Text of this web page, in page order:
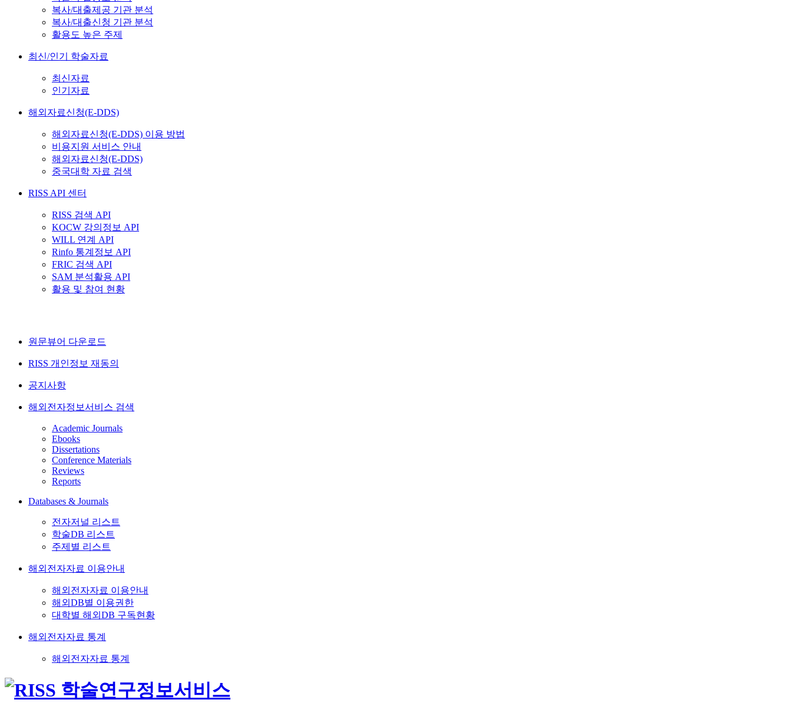
복사/대출제공 기관 분석
복사/대출신청 기관 분석
활용도 높은 주제
최신/인기 학술자료
최신자료
인기자료
해외자료신청(E-DDS)
해외자료신청(E-DDS) 이용 방법
비용지원 서비스 안내
해외자료신청(E-DDS)
중국대학 자료 검색
RISS API 센터
RISS 검색 API
KOCW 강의정보 API
WILL 연계 API
Rinfo 통계정보 API
FRIC 검색 API
SAM 분석활용 API
활용 및 참여 현황
원문뷰어 다운로드
RISS 개인정보 재동의
공지사항
해외전자정보서비스 검색
Academic Journals
Ebooks
Dissertations
Conference Materials
Reviews
Reports
Databases & Journals
전자저널 리스트
학술DB 리스트
주제별 리스트
해외전자자료 이용안내
해외전자자료 이용안내
해외DB별 이용권한
대학별 해외DB 구독현황
해외전자자료 통계
해외전자자료 통계